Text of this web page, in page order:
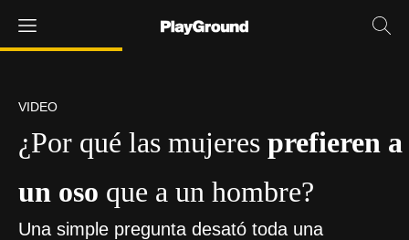
VIDEO
¿Por qué las mujeres prefieren a
un oso que a un hombre?
Una simple pregunta desató toda una